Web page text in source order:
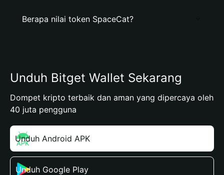
Berapa nilai token SpaceCat?
Unduh Bitget Wallet Sekarang
Dompet kripto terbaik dan aman yang dipercaya oleh
40 juta pengguna
Unduh Android APK
Unduh Google Play